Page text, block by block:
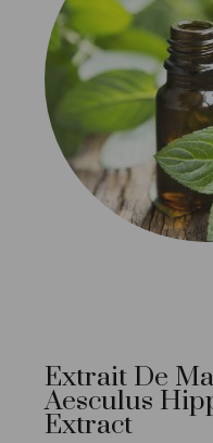
Extrait De
Aesculus
Extract